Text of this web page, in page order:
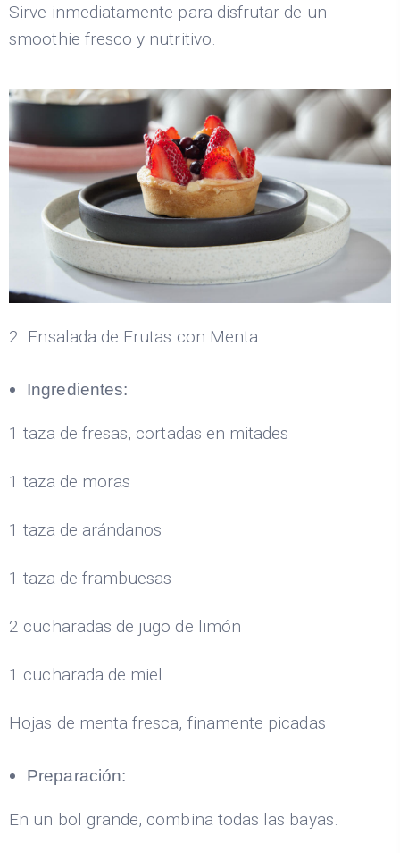
Sirve inmediatamente para disfrutar de un
smoothie fresco y nutritivo.
2. Ensalada de Frutas con Menta
Ingredientes:
1 taza de fresas, cortadas en mitades
1 taza de moras
1 taza de arándanos
1 taza de frambuesas
2 cucharadas de jugo de limón
1 cucharada de miel
Hojas de menta fresca, finamente picadas
Preparación:
En un bol grande, combina todas las bayas.